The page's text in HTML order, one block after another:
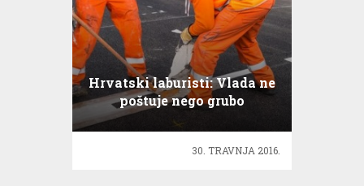
Hrvatski laburisti: Vlada ne
poštuje nego grubo
ponižava rad i radnike
30. TRAVNJA 2016.